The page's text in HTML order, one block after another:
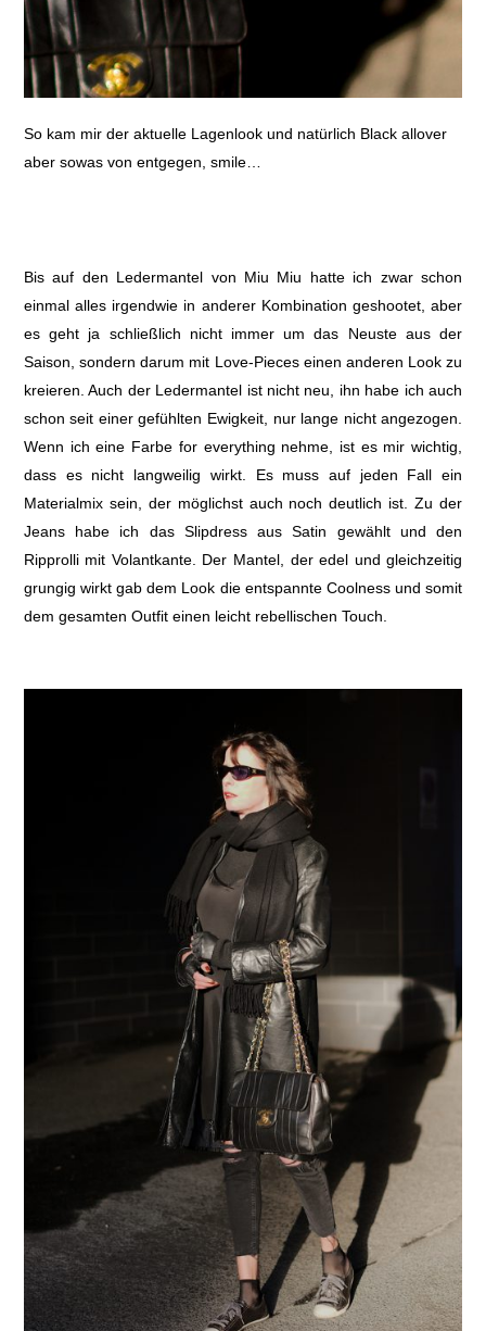
So kam mir der aktuelle Lagenlook und natürlich Black allover
aber sowas von entgegen, smile…
Bis auf den Ledermantel von Miu Miu hatte ich zwar schon
einmal alles irgendwie in anderer Kombination geshootet, aber
es geht ja schließlich nicht immer um das Neuste aus der
Saison, sondern darum mit Love-Pieces einen anderen Look zu
kreieren. Auch der Ledermantel ist nicht neu, ihn habe ich auch
schon seit einer gefühlten Ewigkeit, nur lange nicht angezogen.
Wenn ich eine Farbe for everything nehme, ist es mir wichtig,
dass es nicht langweilig wirkt. Es muss auf jeden Fall ein
Materialmix sein, der möglichst auch noch deutlich ist. Zu der
Jeans habe ich das Slipdress aus Satin gewählt und den
Ripprolli mit Volantkante. Der Mantel, der edel und gleichzeitig
grungig wirkt gab dem Look die entspannte Coolness und somit
dem gesamten Outfit einen leicht rebellischen Touch.